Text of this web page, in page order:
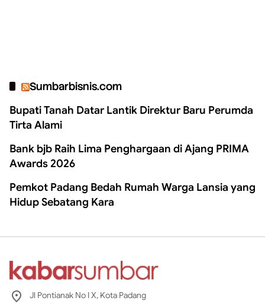
Sumbarbisnis.com
Bupati Tanah Datar Lantik Direktur Baru Perumda
Tirta Alami
Bank bjb Raih Lima Penghargaan di Ajang PRIMA
Awards 2026
Pemkot Padang Bedah Rumah Warga Lansia yang
Hidup Sebatang Kara
Jl Pontianak No I X, Kota Padang